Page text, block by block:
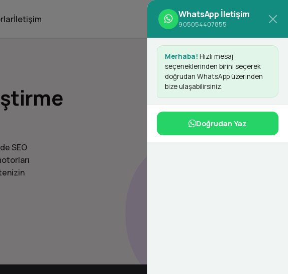
İletişim Giriş Yap Kayıt Ol
SEO
d
WhatsApp İletişim
905054407855
Merhaba! Hızlı mesaj
seçeneklerinden birini seçerek
doğrudan WhatsApp üzerinden
bize ulaşabilirsiniz.
Doğrudan Yaz